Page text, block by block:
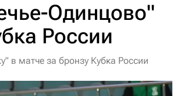
Одинцово"
России
в матче за бронзу Кубка России